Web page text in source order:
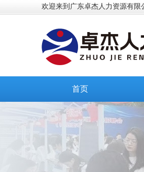
欢迎来到广东卓杰人力资源有限
首页